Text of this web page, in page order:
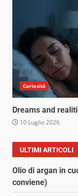
Curiosità
Dreams and
10 Luglio 2026
ULTIMI ARTICOLI
Olio di argan in
conviene)